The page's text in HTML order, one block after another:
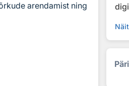
arendamist ning